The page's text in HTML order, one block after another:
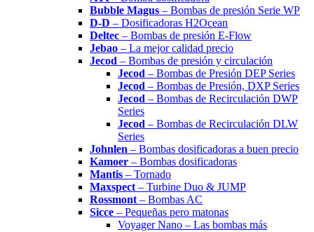
Bubble Magus – Bombas de presión Serie WP
D-D – Dosificadoras H2Ocean
Deltec – Bombas de presión E-Flow
Jebao – La mejor calidad precio
Jecod – Bombas de presión y circulación
Jecod – Bombas de Presión DEP Series
Jecod – Bombas de Presión, DXP Series
Jecod – Bombas de Recirculación DWP
Series
Jecod – Bombas de Recirculación DLW
Series
Johnlen – Bombas dosificadoras a buen precio
Kamoer – Bombas dosificadoras
Mantis – Tornado
Maxspect – Turbine Duo & JUMP
Rossmont – Bombas AC
Sicce – Pequeñas pero matonas
Voyager Nano – Las bombas más